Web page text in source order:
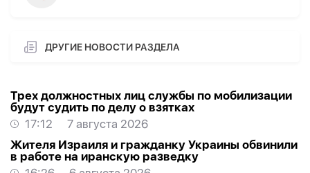
ДРУГИЕ НОВОСТИ РАЗДЕЛА
Трех должностных лиц службы по мобилизации
будут судить по делу о взятках
17:12
7 августа 2026
Жителя Израиля и гражданку Украины обвинили
в работе на иранскую разведку